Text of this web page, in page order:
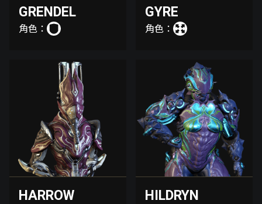
GRENDEL
角色：
GYRE
角色：
HARROW HILDRYN